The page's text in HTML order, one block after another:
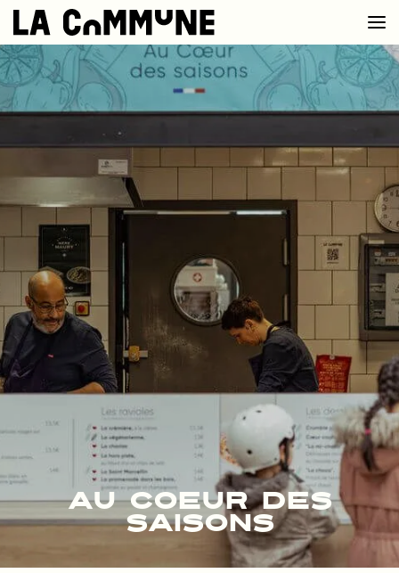
VOIR LA CARTE
CHEFS
PROG’
PRIVATISER
RESERVER
À PROPOS
AU COEUR DES
SAISONS